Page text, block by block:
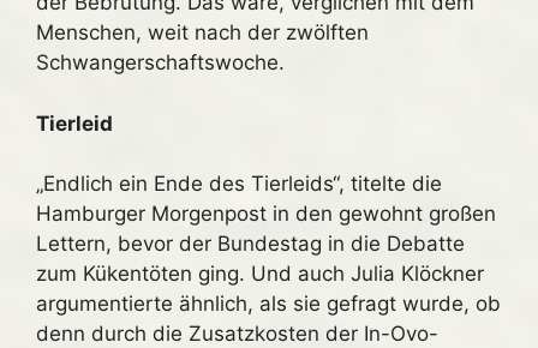
Menschen, weit nach der zwölften
Schwangerschaftswoche.
Tierleid
„Endlich ein Ende des Tierleids“, titelte die
Hamburger Morgenpost in den gewohnt großen
Lettern, bevor der Bundestag in die Debatte
zum Kükentöten ging. Und auch Julia Klöckner
argumentierte ähnlich, als sie gefragt wurde, ob
denn durch die Zusatzkosten der In-Ovo-